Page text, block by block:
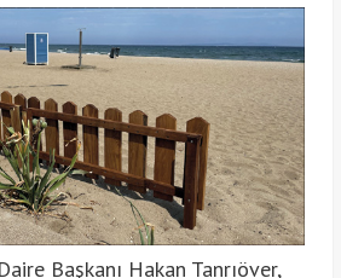
Başkanı Hakan Tanrıöver,